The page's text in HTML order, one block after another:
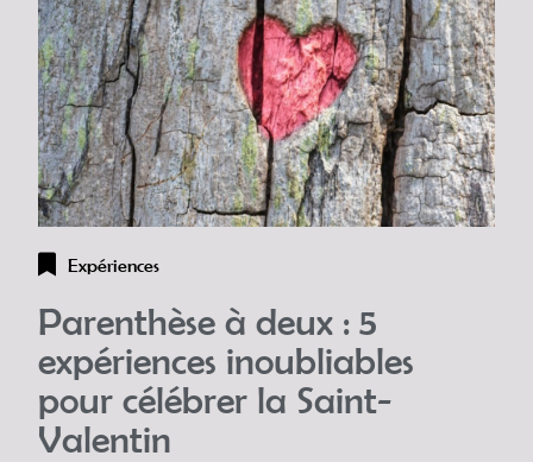
Expériences
Parenthèse à deux : 5
expériences inoubliables
pour célébrer la Saint-
Valentin